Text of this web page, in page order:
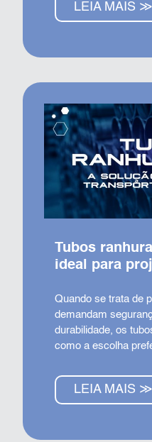
LEIA MAIS ≫
Tubos
ideal para
Quando se trata de
demandam
durabilidade, os
como a escolha
LEIA MAIS ≫